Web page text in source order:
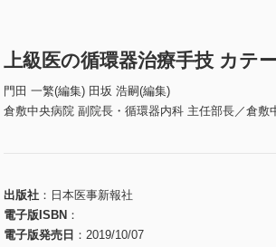
上級医の循環器治療手技 カテ
門田 一繁(編集) 田坂 浩嗣(編集)
倉敷中央病院 副院長・循環器内科 主任部長／倉敷
出版社
日本医事新報社
電子版ISBN
電子版発売日
2019/10/07